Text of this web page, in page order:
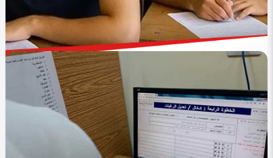
في التصنيف